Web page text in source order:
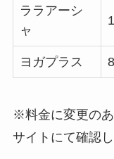
ララアーシ
ャ
ヨガプラス
※料金に変更の
サイトにて確認し